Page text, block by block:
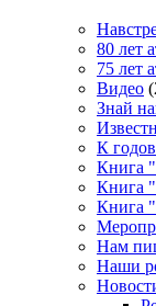
80 лет
75 лет
Видео
Знай
К
Книга
Книга
Книга
Нам
Наши